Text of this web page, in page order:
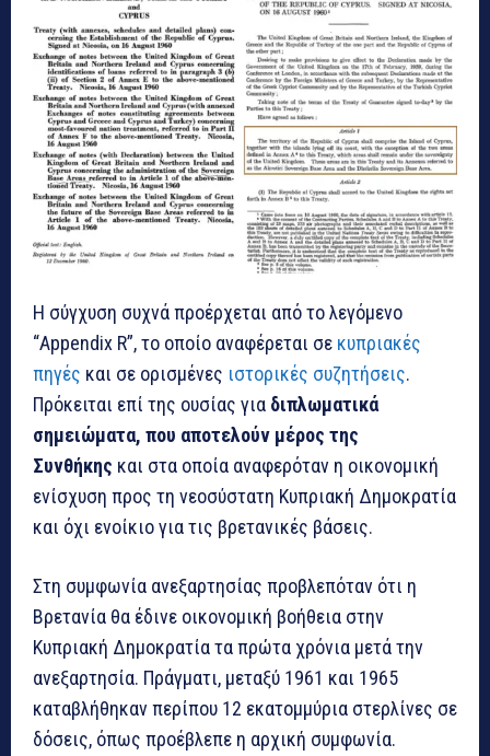
Η σύγχυση συχνά προέρχεται από το λεγόμενο
“Appendix R”, το οποίο αναφέρεται σε κυπριακές
πηγές και σε ορισμένες ιστορικές συζητήσεις.
Πρόκειται επί της ουσίας για διπλωματικά
σημειώματα, που αποτελούν μέρος της
Συνθήκης και στα οποία αναφερόταν η οικονομική
ενίσχυση προς τη νεοσύστατη Κυπριακή Δημοκρατία
και όχι ενοίκιο για τις βρετανικές βάσεις.
Στη συμφωνία ανεξαρτησίας προβλεπόταν ότι η
Βρετανία θα έδινε οικονομική βοήθεια στην
Κυπριακή Δημοκρατία τα πρώτα χρόνια μετά την
ανεξαρτησία. Πράγματι, μεταξύ 1961 και 1965
καταβλήθηκαν περίπου 12 εκατομμύρια στερλίνες σε
δόσεις, όπως προέβλεπε η αρχική συμφωνία.